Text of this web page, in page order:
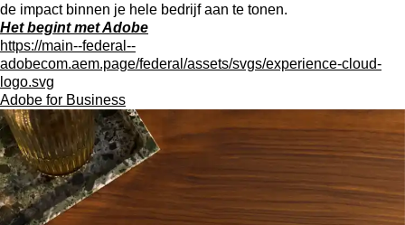
de impact binnen je hele bedrijf aan te tonen.
Het begint met Adobe
https://main--federal--
adobecom.aem.page/federal/assets/svgs/experience-cloud-
logo.svg
Adobe for Business